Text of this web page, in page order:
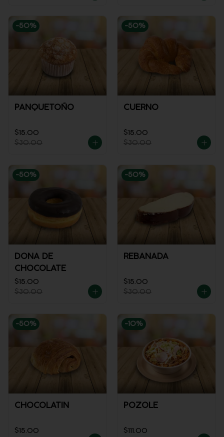
-50%
PANQUETOÑO
$15.00
$30.00
-50%
CUERNO
$15.00
$30.00
-50%
DONA DE
CHOCOLATE
$15.00
$30.00
-50%
REBANADA
$15.00
$30.00
-50%
CHOCOLATIN
$15.00
-10%
POZOLE
$111.00